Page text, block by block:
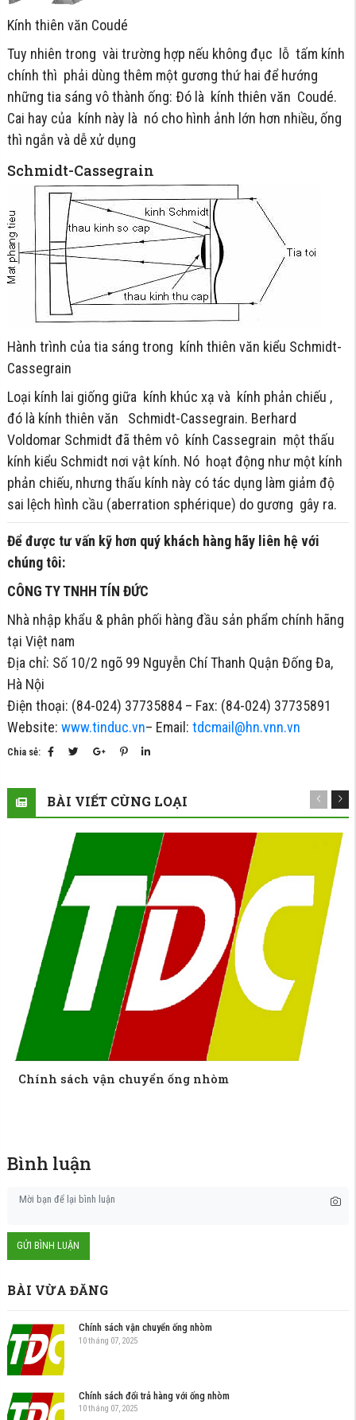
Kính thiên văn Coudé
Tuy nhiên trong vài trường hợp nếu không đục lỗ tấm kính
chính thì phải dùng thêm một gương thứ hai để hướng
những tia sáng vô thành ống: Ðó là kính thiên văn Coudé.
Cai hay của kính này là nó cho hình ảnh lớn hơn nhiều, ống
thì ngắn và dễ xử dụng
Schmidt-Cassegrain
Hành trình của tia sáng trong kính thiên văn kiểu Schmidt-
Cassegrain
Loại kính lai giống giữa kính khúc xạ và kính phản chiếu ,
đó là kính thiên văn Schmidt-Cassegrain. Berhard
Voldomar Schmidt đã thêm vô kính Cassegrain một thấu
kính kiểu Schmidt nơi vật kính. Nó hoạt động như một kính
phản chiếu, nhưng thấu kính này có tác dụng làm giảm độ
sai lệch hình cầu (aberration sphérique) do gương gây ra.
Để được tư vấn kỹ hơn quý khách hàng hãy liên hệ với
chúng tôi:
CÔNG TY TNHH TÍN ĐỨC
Nhà nhập khẩu & phân phối hàng đầu sản phẩm chính hãng
tại Việt nam
Địa chỉ: Số 10/2 ngõ 99 Nguyễn Chí Thanh Quận Đống Đa,
Hà Nội
Điện thoại: (84-024) 37735884 – Fax: (84-024) 37735891
Website: www.tinduc.vn– Email: tdcmail@hn.vnn.vn
Chia sẻ:
BÀI VIẾT CÙNG LOẠI
Chính sách vận chuyển ống nhòm
Bình luận
GỬI BÌNH LUẬN
BÀI VỪA ĐĂNG
Chính sách vận chuyển ống nhòm
10 tháng 07, 2025
Chính sách đổi trả hàng với ống nhòm
10 tháng 07, 2025